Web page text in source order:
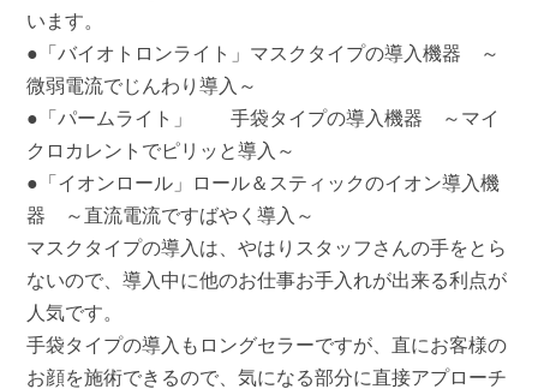
ラ
イ
は
います。
●「バイオトロンライト」マスクタイプの導入機器 ～
微弱電流でじんわり導入～
●「パームライト」 手袋タイプの導入機器 ～マイ
クロカレントでピリッと導入～
●「イオンロール」ロール＆スティックのイオン導入機
器 ～直流電流ですばやく導入～
マスクタイプの導入は、やはりスタッフさんの手をとら
ないので、導入中に他のお仕事お手入れが出来る利点が
人気です。
手袋タイプの導入もロングセラーですが、直にお客様の
お顔を施術できるので、気になる部分に直接アプローチ